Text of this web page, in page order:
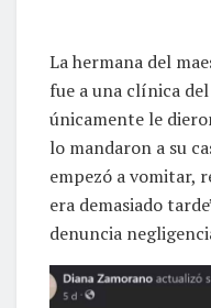
La hermana del
fue a una clínica
únicamente le
lo mandaron a su
empezó a vomitar,
era demasiado
denuncia